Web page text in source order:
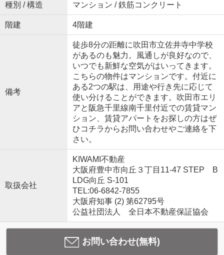
種別 / 構造 マンション / 鉄筋コンクリート
階建 4階建
備考
徒歩8分の距離に吹田市立佐井寺中学校
があるのも魅力。風通しが良好なので、
いつでも新鮮な空気がはいってきます。
こちらの物件はマンションです。付近に
ある2つの駅は、用途や行き先に応じて
使い分けることができます。吹田市エリ
アと阪急千里線南千里付近での賃貸マン
ション、賃貸アパートをお探しの方はぜ
ひコチラからお問い合わせやご連絡を下
さい。
取扱会社
KIWAMI不動産
大阪府豊中市向丘３丁目11-47 STEP B
LDG向丘 S-101
TEL:06-6842-7855
大阪府知事 (2) 第62795号
公益社団法人 全日本不動産保証協会
お問い合わせ(無料)